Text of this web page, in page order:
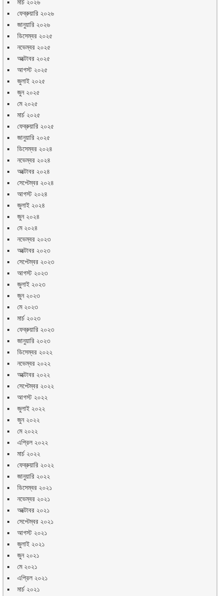
মার্চ ২০২৬
ফেব্রুয়ারি ২০২৬
জানুয়ারি ২০২৬
ডিসেম্বর ২০২৫
নভেম্বর ২০২৫
অক্টোবর ২০২৫
আগস্ট ২০২৫
জুলাই ২০২৫
জুন ২০২৫
মে ২০২৫
মার্চ ২০২৫
ফেব্রুয়ারি ২০২৫
জানুয়ারি ২০২৫
ডিসেম্বর ২০২৪
নভেম্বর ২০২৪
অক্টোবর ২০২৪
সেপ্টেম্বর ২০২৪
আগস্ট ২০২৪
জুলাই ২০২৪
জুন ২০২৪
মে ২০২৪
নভেম্বর ২০২৩
অক্টোবর ২০২৩
সেপ্টেম্বর ২০২৩
আগস্ট ২০২৩
জুলাই ২০২৩
জুন ২০২৩
মে ২০২৩
মার্চ ২০২৩
ফেব্রুয়ারি ২০২৩
জানুয়ারি ২০২৩
ডিসেম্বর ২০২২
নভেম্বর ২০২২
অক্টোবর ২০২২
সেপ্টেম্বর ২০২২
আগস্ট ২০২২
জুলাই ২০২২
জুন ২০২২
মে ২০২২
এপ্রিল ২০২২
মার্চ ২০২২
ফেব্রুয়ারি ২০২২
জানুয়ারি ২০২২
ডিসেম্বর ২০২১
নভেম্বর ২০২১
অক্টোবর ২০২১
সেপ্টেম্বর ২০২১
আগস্ট ২০২১
জুলাই ২০২১
জুন ২০২১
মে ২০২১
এপ্রিল ২০২১
মার্চ ২০২১